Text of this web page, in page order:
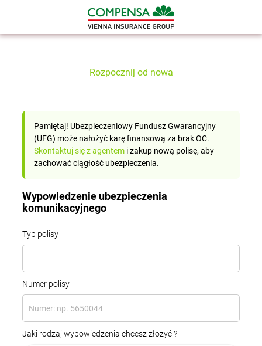
Rozpocznij od nowa
Pamiętaj! Ubezpieczeniowy Fundusz Gwarancyjny
(UFG) może nałożyć karę finansową za brak OC.
Skontaktuj się z agentem i zakup nową polisę, aby
zachować ciągłość ubezpieczenia.
Wypowiedzenie ubezpieczenia
komunikacyjnego
Typ polisy
Numer polisy
Jaki rodzaj wypowiedzenia chcesz złożyć ?